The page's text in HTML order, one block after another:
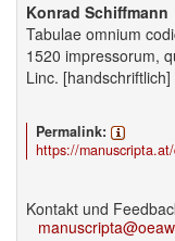
Konrad Schiffmann
Tabulae omnium
1520 impressorum,
Linc. [handschriftlich]
Permalink:
https://
Kontakt und